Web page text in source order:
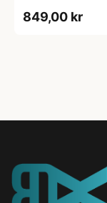
849,00 kr